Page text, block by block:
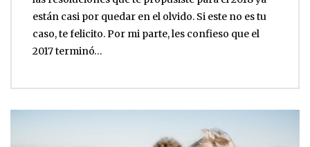
están casi por quedar en el olvido. Si este no es tu
caso, te felicito. Por mi parte, les confieso que el
2017 terminó…